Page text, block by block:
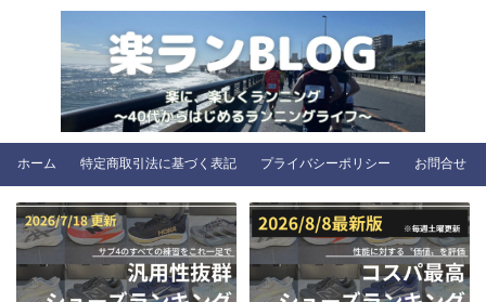
ホーム 特定商取引法に基づく表記 プライバシーポリシー お問合せ